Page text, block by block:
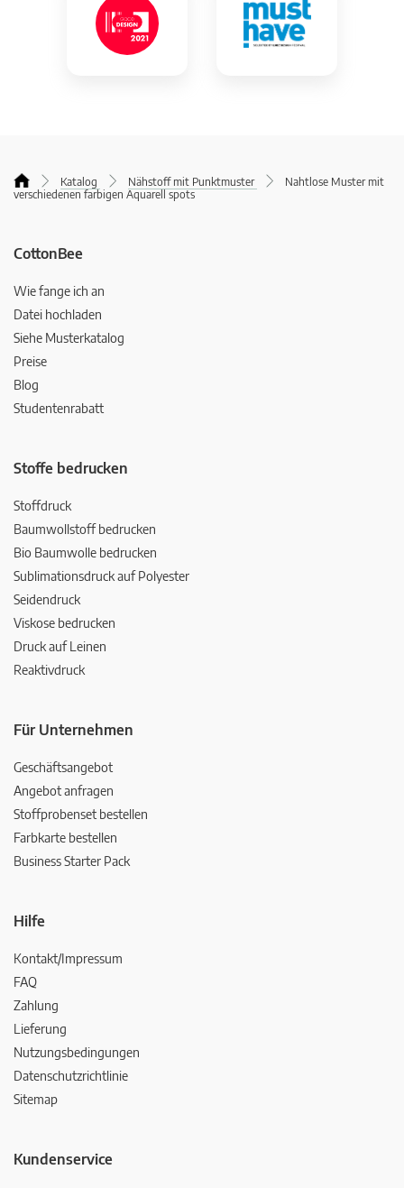
Katalog Nähstoff mit Punktmuster
Nahtlose Muster mit
verschiedenen farbigen Aquarell spots
CottonBee
Wie fange ich an
Datei hochladen
Siehe Musterkatalog
Preise
Blog
Studentenrabatt
Stoffe bedrucken
Stoffdruck
Baumwollstoff bedrucken
Bio Baumwolle bedrucken
Sublimationsdruck auf Polyester
Seidendruck
Viskose bedrucken
Druck auf Leinen
Reaktivdruck
Für Unternehmen
Geschäftsangebot
Angebot anfragen
Stoffprobenset bestellen
Farbkarte bestellen
Business Starter Pack
Hilfe
Kontakt/Impressum
FAQ
Zahlung
Lieferung
Nutzungsbedingungen
Datenschutzrichtlinie
Sitemap
Kundenservice